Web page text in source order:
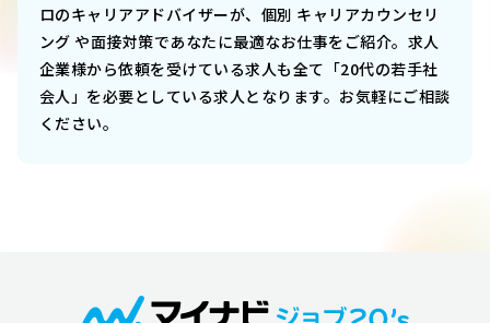
ロのキャリアアドバイザーが、個別 キャリアカウンセリ
ング や面接対策であなたに最適なお仕事をご紹介。求人
企業様から依頼を受けている求人も全て「20代の若手社
会人」を必要としている求人となります。お気軽にご相談
ください。